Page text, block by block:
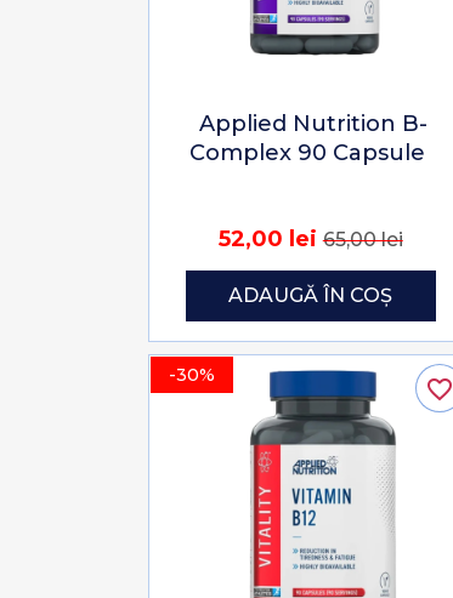
Applied Nutrition B-
Complex 90 Capsule
52,00 lei65,00 lei
ADAUGĂ ÎN COȘ
-30% favorite_border